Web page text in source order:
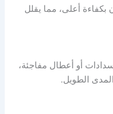
بكفاءة أعلى، مما يقلل
أو أعطال مفاجئة،
الطويل.